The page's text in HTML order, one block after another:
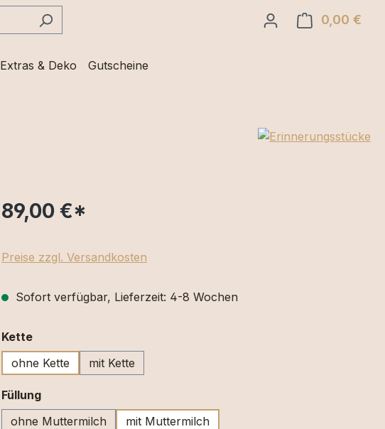
0,00 €
Extras & Deko Gutscheine
89,00 €*
Preise zzgl. Versandkosten
Sofort verfügbar, Lieferzeit: 4-8 Wochen
Ketteauswählen
ohne Kette
mit Kette
Füllungauswählen
ohne Muttermilch
mit Muttermilch